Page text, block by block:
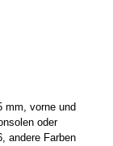
mm, vorne und
oder
andere Farben